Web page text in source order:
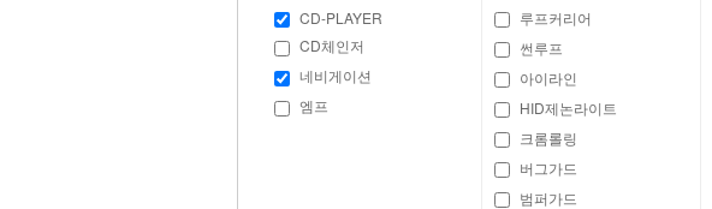
CD-PLAYER
CD체인저
네비게이션
엠프
루프커리어
썬루프
아이라인
HID제논라이트
크롬롤링
버그가드
범퍼가드